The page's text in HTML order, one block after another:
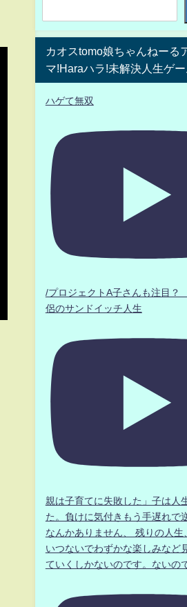
カオスtomo娘ちゃんねーる
マ!Haraハラ!未解決人生ゲー
ハゲて無双
/プロジェクトA子さんも注目
侶のサンドイッチ人生
親は子育てに失敗した」子は人
た。負けに気付きもう手遅れで
なんかありません、 残りの人生
いつないでわずかな楽しみなど
ていくしかないのです。ないの